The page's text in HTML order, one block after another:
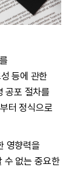
등에 관한
공포 절차를
터 정식으로
영향력을
수 없는 중요한